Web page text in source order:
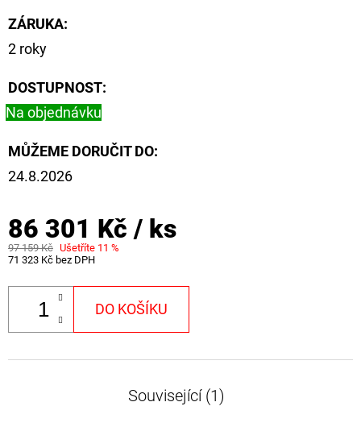
ZÁRUKA:
2 roky
DOSTUPNOST:
Na objednávku
MŮŽEME DORUČIT DO:
24.8.2026
86 301 Kč / ks
97 159 Kč Ušetříte 11 %
71 323 Kč bez DPH
DO KOŠÍKU
Související (1)